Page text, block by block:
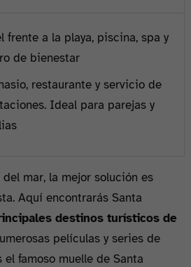
frente a la playa, piscina, spa y
de bienestar
restaurante y servicio de
Ideal para parejas y
mar, la mejor solución es
Aquí encontrarás Santa
destinos turísticos de
películas y series de
famoso muelle de Santa